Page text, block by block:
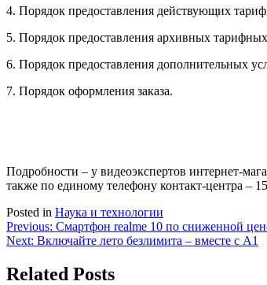
4. Порядок предоставления действующих
5. Порядок предоставления архивных
6. Порядок предоставления дополнительных
7. Порядок оформления заказа.
Подробности – у видеоэкспертов интернет-
также по единому телефону контакт-центра –
Posted in Наука и технологии
Навигация
по
записям
Previous: Смартфон realme 10 по сниженной
Next: Включайте лето безлимита – вместе с А1
Related Posts